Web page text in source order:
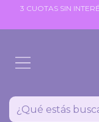
3 CUOTAS SIN